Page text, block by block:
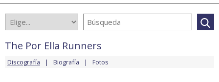
The Por Ella Runners
Discografía Biografía Fotos